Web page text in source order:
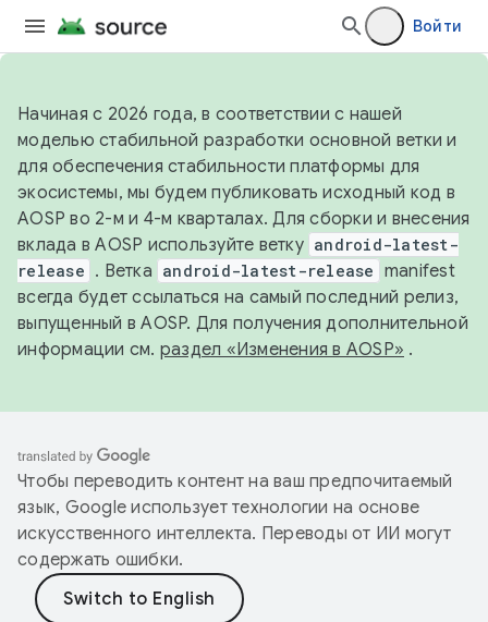
Войти
Начиная с 2026 года, в соответствии с нашей
моделью стабильной разработки основной ветки и
для обеспечения стабильности платформы для
экосистемы, мы будем публиковать исходный код в
AOSP во 2-м и 4-м кварталах. Для сборки и внесения
вклада в AOSP используйте ветку android-latest-
release . Ветка android-latest-release manifest
всегда будет ссылаться на самый последний релиз,
выпущенный в AOSP. Для получения дополнительной
информации см. раздел «Изменения в AOSP» .
Чтобы переводить контент на ваш предпочитаемый
язык, Google использует технологии на основе
искусственного интеллекта. Переводы от ИИ могут
содержать ошибки.